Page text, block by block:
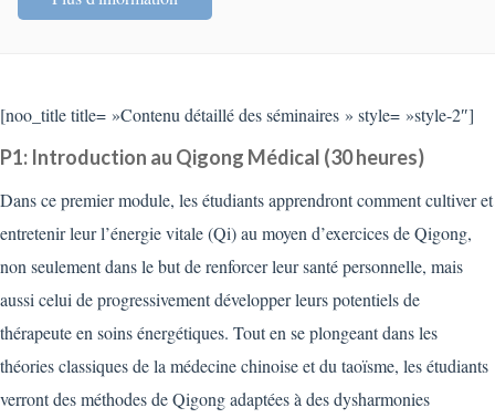
[noo_title title= »Contenu détaillé des séminaires » style= »style-2″]
P1: Introduction au Qigong Médical (30 heures)
Dans ce premier module, les étudiants apprendront comment cultiver et
entretenir leur l’énergie vitale (Qi) au moyen d’exercices de Qigong,
non seulement dans le but de renforcer leur santé personnelle, mais
aussi celui de progressivement développer leurs potentiels de
thérapeute en soins énergétiques. Tout en se plongeant dans les
théories classiques de la médecine chinoise et du taoïsme, les étudiants
verront des méthodes de Qigong adaptées à des dysharmonies